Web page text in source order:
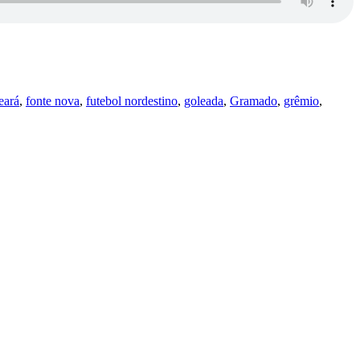
, fonte nova, futebol nordestino, goleada, Gramado, grêmio,